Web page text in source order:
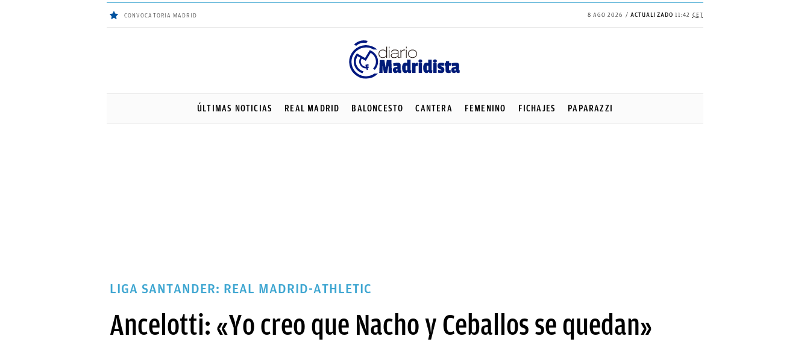
CONVOCATORIA MADRID 8 AGO 2026 ACTUALIZADO 11:42 CET
ÚLTIMAS NOTICIAS REAL MADRID BALONCESTO CANTERA FEMENINO FICHAJES PAPARAZZI
LIGA SANTANDER: REAL MADRID-ATHLETIC
Ancelotti: «Yo creo que Nacho y Ceballos se quedan»